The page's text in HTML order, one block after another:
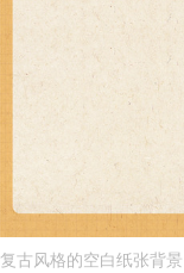
复古风格的空白纸张背